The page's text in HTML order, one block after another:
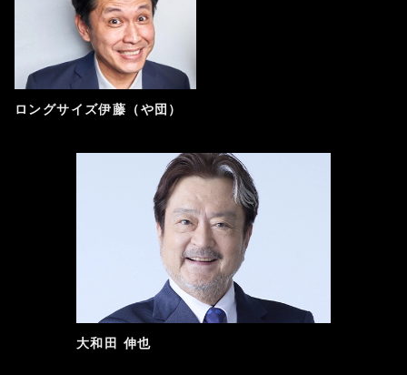
ロングサイズ伊藤（や団）
大和田 伸也